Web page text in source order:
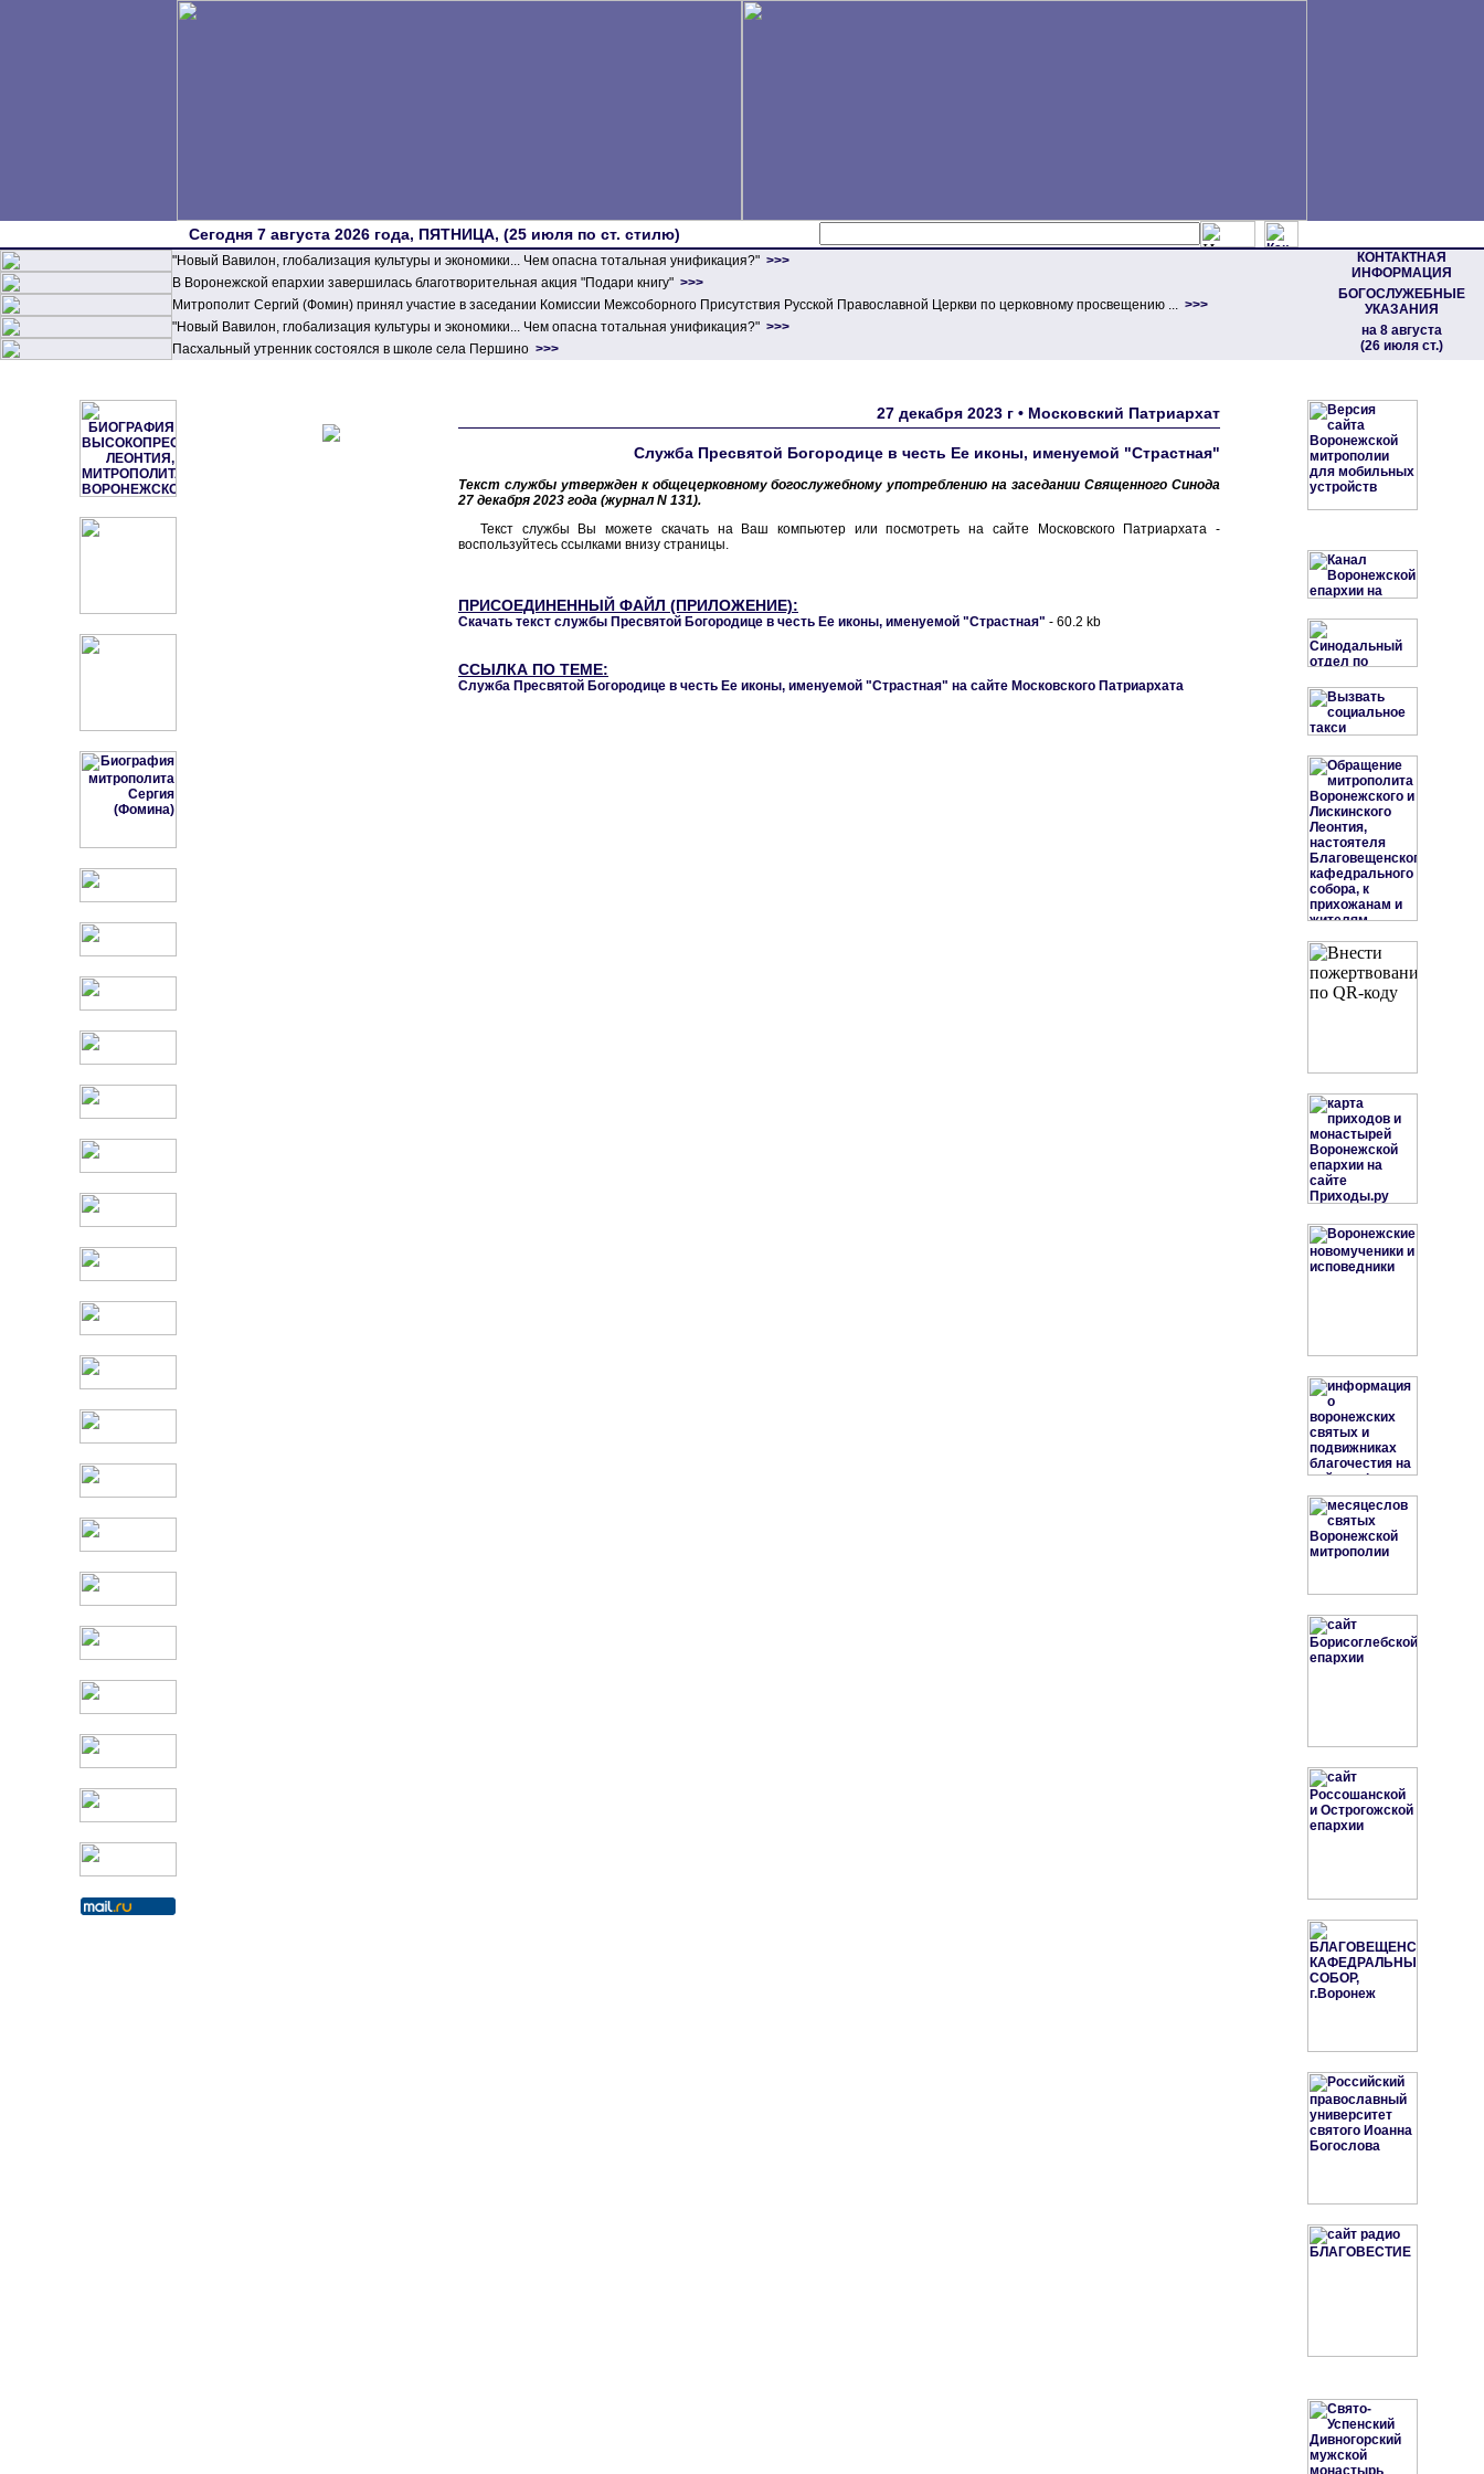
Сегодня 7 августа 2026 года, ПЯТНИЦА, (25 июля по ст. стилю)
"Новый Вавилон, глобализация культуры и экономики... Чем опасна тотальная унификация?" >>>
КОНТАКТНАЯ
ИНФОРМАЦИЯ
БОГОСЛУЖЕБНЫЕ
УКАЗАНИЯ
на 8 августа
(26 июля ст.)
В Воронежской епархии завершилась благотворительная акция "Подари книгу" >>>
Митрополит Сергий (Фомин) принял участие в заседании Комиссии Межсоборного Присутствия Русской Православной Церкви по церковному просвещению ... >>>
"Новый Вавилон, глобализация культуры и экономики... Чем опасна тотальная унификация?" >>>
Пасхальный утренник состоялся в школе села Першино >>>
27 декабря 2023 г • Московский Патриархат
Служба Пресвятой Богородице в честь Ее иконы, именуемой "Страстная"
Текст службы утвержден к общецерковному богослужебному употреблению на заседании Священного Синода
27 декабря 2023 года (журнал N 131).
Текст службы Вы можете скачать на Ваш компьютер или посмотреть на сайте Московского Патриархата -
воспользуйтесь ссылками внизу страницы.
ПРИСОЕДИНЕННЫЙ ФАЙЛ (ПРИЛОЖЕНИЕ):
Скачать текст службы Пресвятой Богородице в честь Ее иконы, именуемой "Страстная" - 60.2 kb
ССЫЛКА ПО ТЕМЕ:
Служба Пресвятой Богородице в честь Ее иконы, именуемой "Страстная" на сайте Московского Патриархата